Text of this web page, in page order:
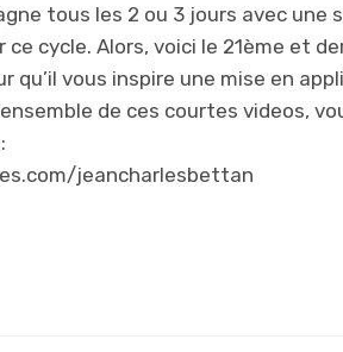
tous les 2 ou 3 jours avec une
cycle. Alors, voici le 21ème et
vous inspire une mise en
de ces courtes videos,
jeancharlesbettan